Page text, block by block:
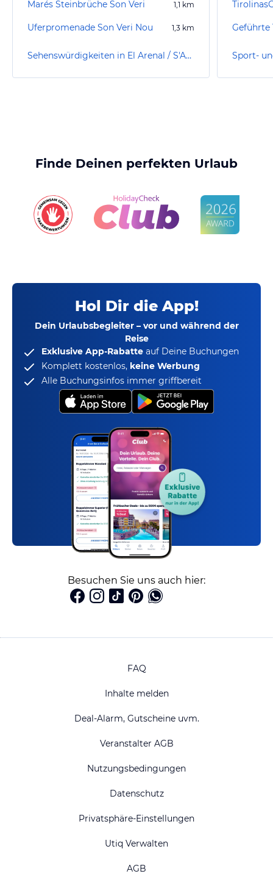
Marés Steinbrüche Son Veri 1,1 km
Uferpromenade Son Veri Nou 1,3 km
Sehenswürdigkeiten in El Arenal / S'Arenal
Finde Deinen perfekten Urlaub
Hol Dir die App!
Dein Urlaubsbegleiter – vor und während der
Reise
Exklusive App-Rabatte auf Deine Buchungen
Komplett kostenlos, keine Werbung
Alle Buchungsinfos immer griffbereit
Besuchen Sie uns auch hier:
FAQ
Inhalte melden
Deal-Alarm, Gutscheine uvm.
Veranstalter AGB
Nutzungsbedingungen
Datenschutz
Privatsphäre-Einstellungen
Utiq Verwalten
AGB